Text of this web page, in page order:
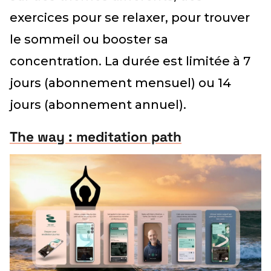
exercices pour se relaxer, pour trouver
le sommeil ou booster sa
concentration. La durée est limitée à 7
jours (abonnement mensuel) ou 14
jours (abonnement annuel).
The way : meditation path